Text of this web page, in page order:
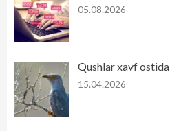
05.08.2026
Qushlar xavf ostida
15.04.2026